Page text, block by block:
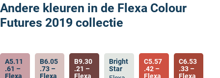
Andere kleuren in de Flexa Colour
Futures 2019 collectie
A5.11
.61 –
Flexa
B6.05
.73 –
Flexa
B9.30
.21 –
Flexa
Bright
Star
C5.57
.42 –
Flexa
C6.53
.33 –
Flexa